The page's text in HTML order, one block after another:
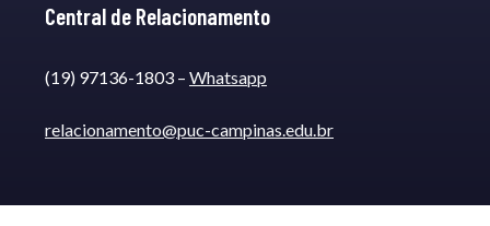
Central de Relacionamento
(19) 97136-1803 – Whatsapp
relacionamento@puc-campinas.edu.br